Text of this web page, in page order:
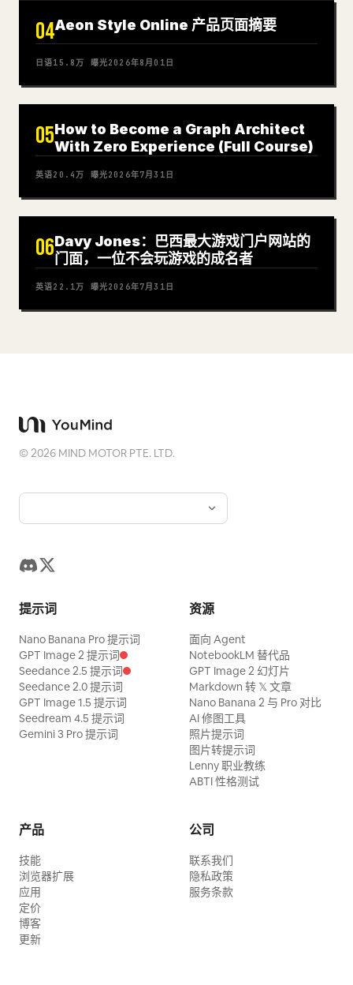
04Aeon Style Online 产品页面摘要
日语15.8万 曝光2026年8月01日
05How to Become a Graph Architect
With Zero Experience (Full Course)
英语20.4万 曝光2026年7月31日
06Davy Jones：巴西最大游戏门户网站的
门面，一位不会玩游戏的成名者
英语22.1万 曝光2026年7月31日
©2026 MIND MOTOR PTE. LTD.
提示词
Nano Banana Pro 提示词
GPT Image 2 提示词
Seedance 2.5 提示词
Seedance 2.0 提示词
GPT Image 1.5 提示词
Seedream 4.5 提示词
Gemini 3 Pro 提示词
资源
面向 Agent
NotebookLM 替代品
GPT Image 2 幻灯片
Markdown 转 𝕏 文章
Nano Banana 2 与 Pro 对比
AI 修图工具
照片提示词
图片转提示词
Lenny 职业教练
ABTI 性格测试
产品
技能
浏览器扩展
应用
定价
博客
更新
公司
联系我们
隐私政策
服务条款